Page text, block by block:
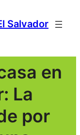
Salvador
en
La
por